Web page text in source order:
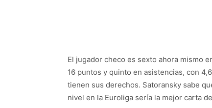
El jugador checo es sexto ahora mismo
16 puntos y quinto en asistencias, con
tienen sus derechos. Satoransky sabe
nivel en la Euroliga sería la mejor carta